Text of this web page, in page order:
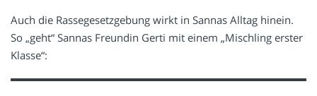
Auch die Rassegesetzgebung wirkt in Sannas Alltag hinein.
So „geht“ Sannas Freundin Gerti mit einem „Mischling erster
Klasse“: